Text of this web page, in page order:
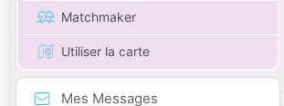
Matchmaker
Utiliser la carte
Mes Messages